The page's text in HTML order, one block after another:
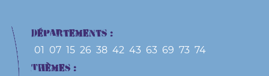
Départements :
01 07 15 26 38 42 43 63 69 73 74
Thèmes :